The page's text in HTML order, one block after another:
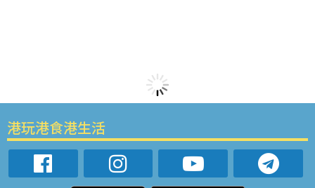
港玩港食港生活